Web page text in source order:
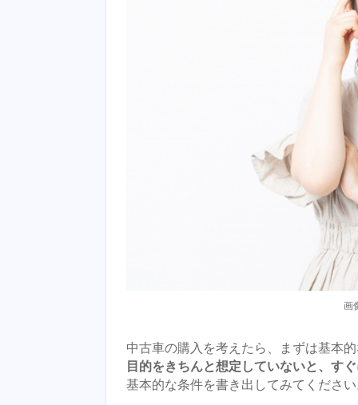
画
中古車の購入を考えたら、まずは基本
目的をきちんと想定していないと、す
基本的な条件を書き出してみてくださ